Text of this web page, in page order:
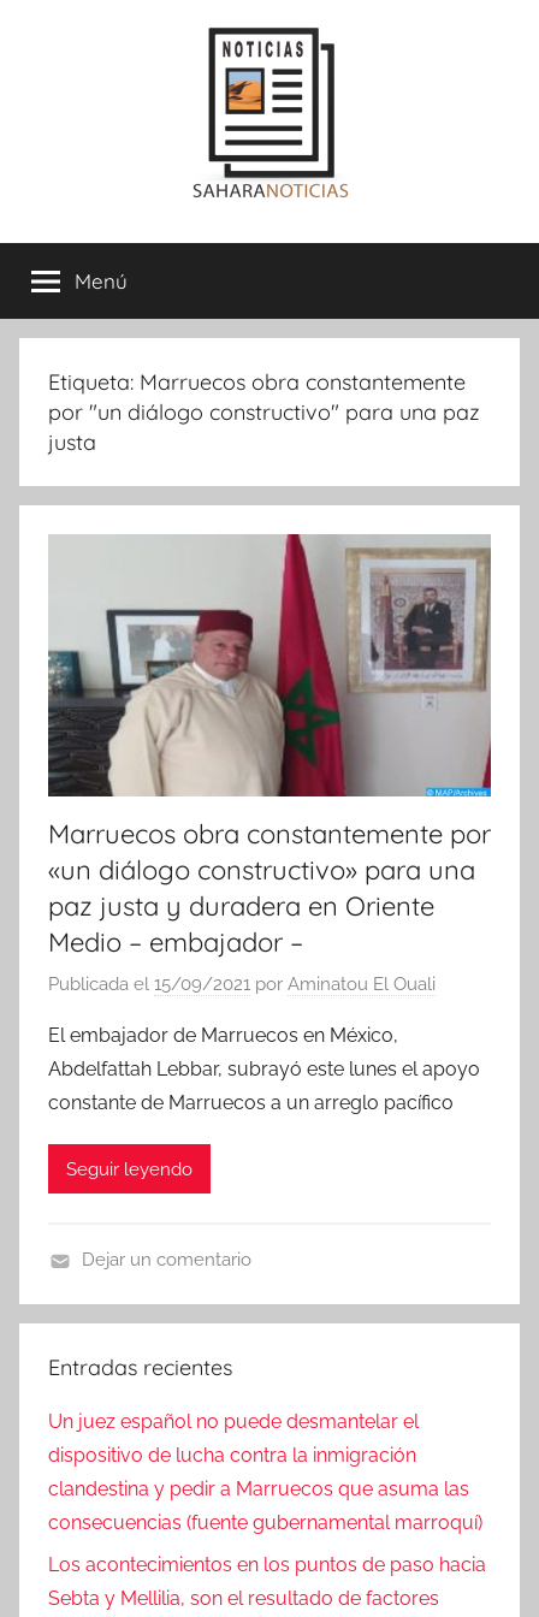
Sahara
Noticias
Menú
Etiqueta: Marruecos obra constantemente
por "un diálogo constructivo" para una paz
justa
Marruecos obra constantemente por
«un diálogo constructivo» para una
paz justa y duradera en Oriente
Medio – embajador –
Publicada el 15/09/2021 por Aminatou El Ouali
El embajador de Marruecos en México,
Abdelfattah Lebbar, subrayó este lunes el apoyo
constante de Marruecos a un arreglo pacífico
Seguir leyendo
o
c
i
Dejar un comentario
Entradas recientes
Un juez español no puede desmantelar el
dispositivo de lucha contra la inmigración
clandestina y pedir a Marruecos que asuma las
consecuencias (fuente gubernamental marroquí)
Los acontecimientos en los puntos de paso hacia
Sebta y Mellilia, son el resultado de factores